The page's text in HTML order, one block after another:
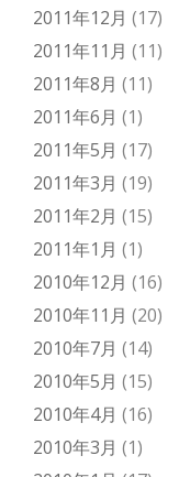
2011年12月 (17)
2011年11月 (11)
2011年8月 (11)
2011年6月 (1)
2011年5月 (17)
2011年3月 (19)
2011年2月 (15)
2011年1月 (1)
2010年12月 (16)
2010年11月 (20)
2010年7月 (14)
2010年5月 (15)
2010年4月 (16)
2010年3月 (1)